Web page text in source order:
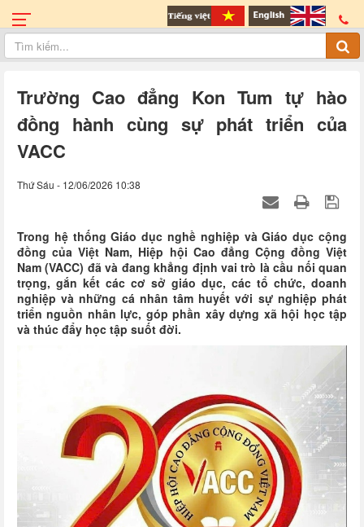
Trường Cao đẳng Kon Tum tự hào
đồng hành cùng sự phát triển của
VACC
Thứ Sáu - 12/06/2026 10:38
Trong hệ thống Giáo dục nghề nghiệp và Giáo dục cộng
đồng của Việt Nam, Hiệp hội Cao đẳng Cộng đồng Việt
Nam (VACC) đã và đang khẳng định vai trò là cầu nối quan
trọng, gắn kết các cơ sở giáo dục, các tổ chức, doanh
nghiệp và những cá nhân tâm huyết với sự nghiệp phát
triển nguồn nhân lực, góp phần xây dựng xã hội học tập
và thúc đẩy học tập suốt đời.